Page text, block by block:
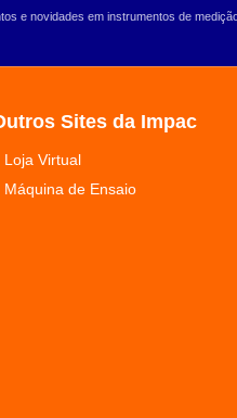
e novidades em instrumentos de
Sites da Impac
Loja Virtual
Máquina de Ensaio